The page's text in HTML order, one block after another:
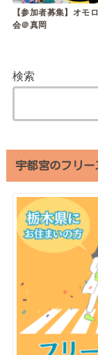
【参加者募集】オモ
会＠真岡
検索
宇都宮のフリ